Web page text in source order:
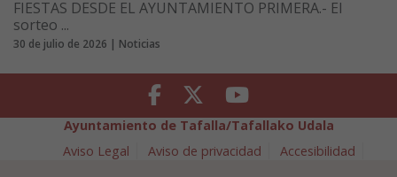
FIESTAS DESDE EL AYUNTAMIENTO PRIMERA.- El
sorteo ...
30 de julio de 2026 | Noticias
Facebook Twitter Youtube
Ayuntamiento de Tafalla/Tafallako Udala
Aviso Legal
Aviso de privacidad
Accesibilidad